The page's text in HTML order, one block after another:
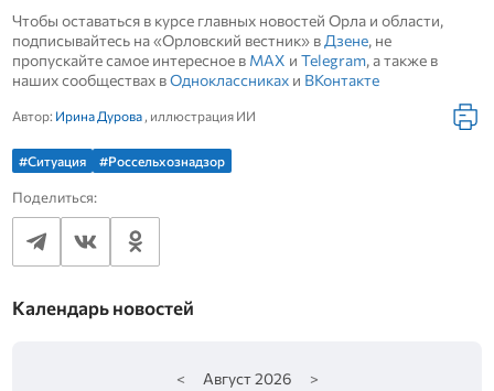
Чтобы оставаться в курсе главных новостей Орла и области,
подписывайтесь на «Орловский вестник» в Дзене, не
пропускайте самое интересное в MAX и Telegram, а также в
наших сообществах вОдноклассникахи ВКонтакте
Автор: Ирина Дурова, иллюстрация ИИ
#Ситуация #Россельхознадзор
Поделиться:
Календарь новостей
< Август 2026 >